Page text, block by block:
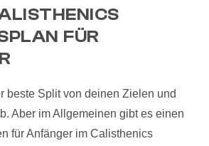
FÜR
beste Split von deinen Zielen und
Aber im Allgemeinen gibt es einen
für Anfänger im Calisthenics